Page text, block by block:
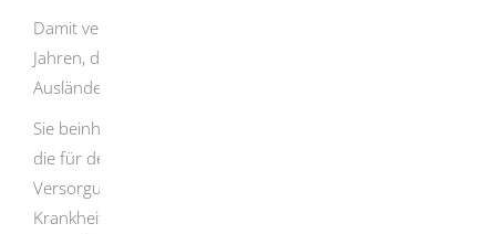
Damit verpflichten Sie sich für einen Zeitraum von fünf
Jahren, die Kosten für den Lebensunterhalt des
Ausländers zu tragen.
Sie beinhaltet, dass Sie alle öffentlichen Mittel erstatten,
die für den Lebensunterhalt einschließlich der
Versorgung mit Wohnraum sowie der Versorgung im
Krankheitsfall und bei Pflegebedürftigkeit anfallen, auch